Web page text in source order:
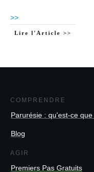
>>
Lire l'Article >>
COMPRENDRE
Parurésie : qu'est-ce
Blog
AGIR
Premiers Pas Gratuits